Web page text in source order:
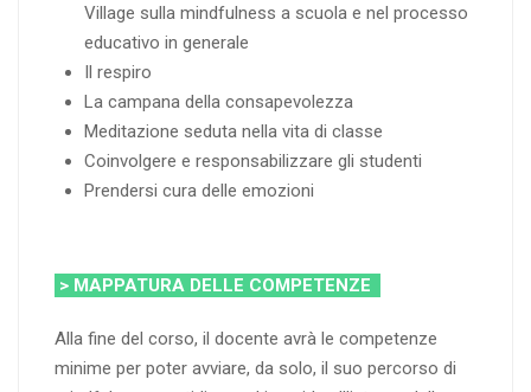
Village sulla mindfulness a scuola e nel processo
educativo in generale
Il respiro
La campana della consapevolezza
Meditazione seduta nella vita di classe
Coinvolgere e responsabilizzare gli studenti
Prendersi cura delle emozioni
> MAPPATURA DELLE COMPETENZE
Alla fine del corso, il docente avrà le competenze
minime per poter avviare, da solo, il suo percorso di